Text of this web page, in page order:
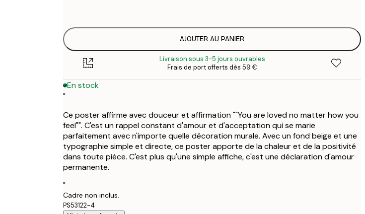
AJOUTER AU PANIER
Livraison sous 3-5 jours ouvrables
Frais de port offerts dès 59 €
En stock
"
Ce poster affirme avec douceur et affirmation ""You are loved no matter how you
feel"". C'est un rappel constant d'amour et d'acceptation qui se marie
parfaitement avec n'importe quelle décoration murale. Avec un fond beige et une
typographie simple et directe, ce poster apporte de la chaleur et de la positivité
dans toute pièce. C'est plus qu'une simple affiche, c'est une déclaration d'amour
permanente.
"
Cadre non inclus.
PS53122-4